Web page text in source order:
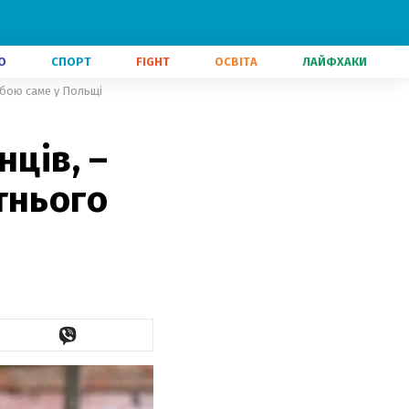
СПОРТ FIGHT ОСВІТА ЛАЙФХАКИ
бою саме у Польщі
–